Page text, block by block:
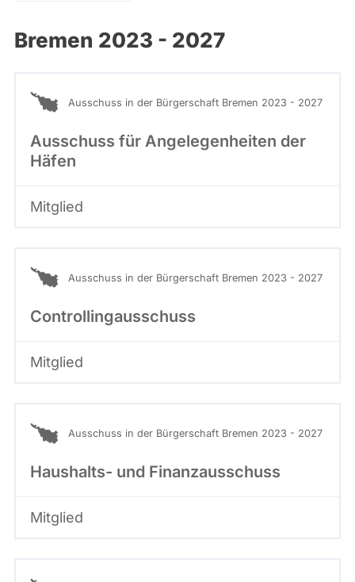
Mandaten
werden
Bremen 2023 - 2027
Ausschuss in der Bürgerschaft Bremen 2023 - 2027
Ausschuss für Angelegenheiten der
Häfen
Mitglied
Ausschuss in der Bürgerschaft Bremen 2023 - 2027
Controllingausschuss
Mitglied
Ausschuss in der Bürgerschaft Bremen 2023 - 2027
Haushalts- und Finanzausschuss
Mitglied